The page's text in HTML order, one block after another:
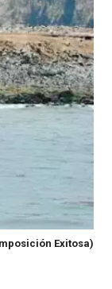
Exitosa)